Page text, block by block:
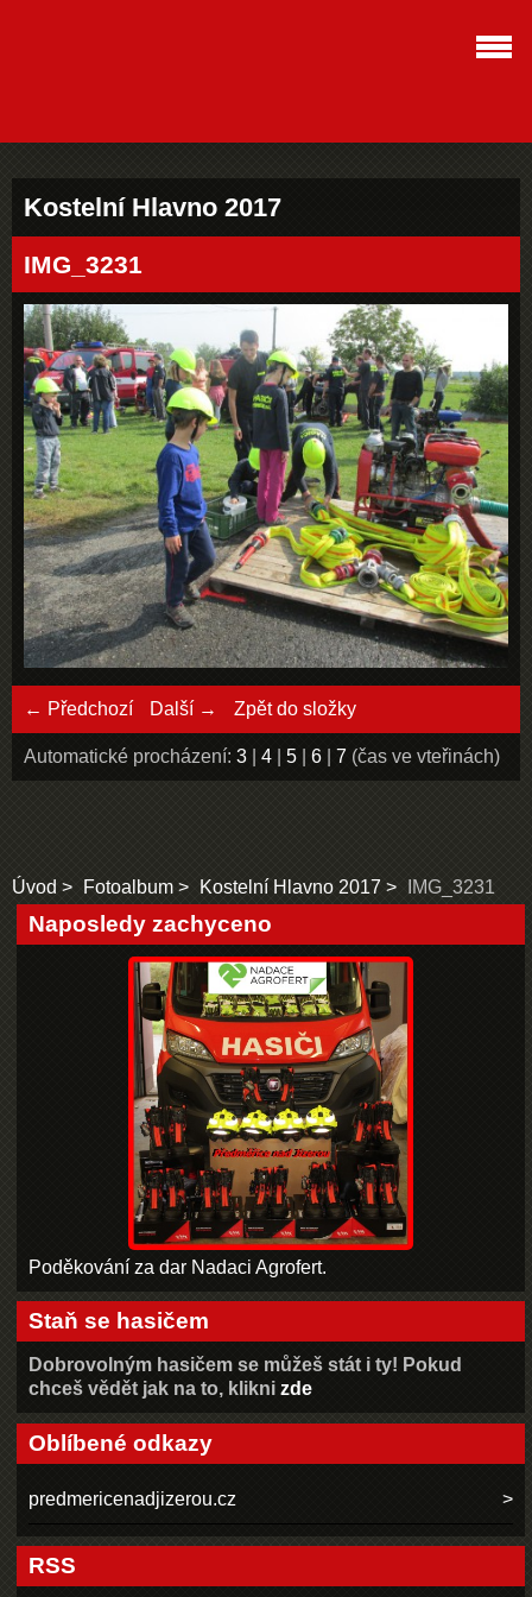
Kostelní Hlavno 2017
IMG_3231
← Předchozí Další → Zpět do složky
Automatické procházení: 3 4 5 6 7 (čas ve vteřinách)
Úvod Fotoalbum Kostelní Hlavno 2017 IMG_3231
Naposledy zachyceno
Poděkování za dar Nadaci Agrofert.
Staň se hasičem
Dobrovolným hasičem se můžeš stát i ty! Pokud
chceš vědět jak na to, kliknizde
Oblíbené odkazy
predmericenadjizerou.cz
RSS